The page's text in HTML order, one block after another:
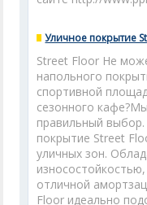
Уличное покрытие
Street Floor Не
напольного
спортивной
сезонного
правильный
покрытие Street
уличных зон.
отличной
Floor идеально